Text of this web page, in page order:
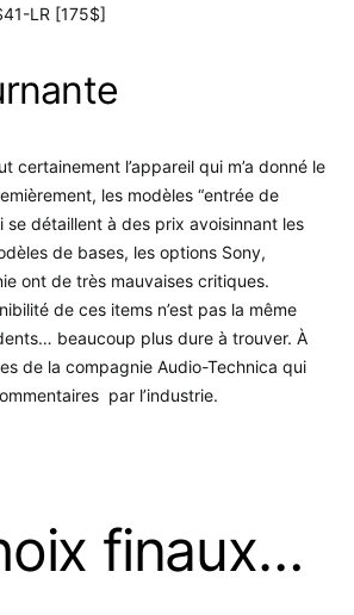
LR [175$]
certainement l’appareil qui m’a donné le
les modèles “entrée de
se détaillent à des prix avoisinnant les
de bases, les options Sony,
ont de très mauvaises critiques.
de ces items n’est pas la même
beaucoup plus dure à trouver. À
de la compagnie Audio-Technica qui
par l’industrie.
finaux…